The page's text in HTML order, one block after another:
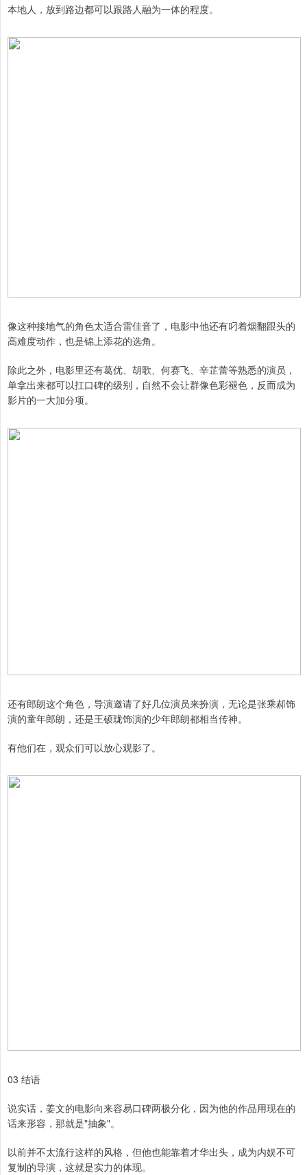
本地人，放到路边都可以跟路人融为一体的程度。
像这种接地气的角色太适合雷佳音了，电影中他还有叼着烟翻跟头的
高难度动作，也是锦上添花的选角。
除此之外，电影里还有葛优、胡歌、何赛飞、辛芷蕾等熟悉的演员，
单拿出来都可以扛口碑的级别，自然不会让群像色彩褪色，反而成为
影片的一大加分项。
还有郎朗这个角色，导演邀请了好几位演员来扮演，无论是张乘郝饰
演的童年郎朗，还是王硕珑饰演的少年郎朗都相当传神。
有他们在，观众们可以放心观影了。
03 结语
说实话，姜文的电影向来容易口碑两极分化，因为他的作品用现在的
话来形容，那就是"抽象"。
以前并不太流行这样的风格，但他也能靠着才华出头，成为内娱不可
复制的导演，这就是实力的体现。